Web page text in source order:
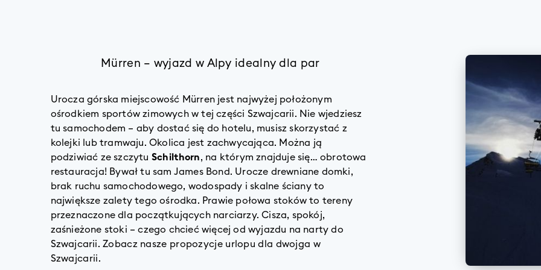
Mürren – wyjazd w Alpy idealny dla par
Urocza górska miejscowość Mürren jest najwyżej położonym
ośrodkiem sportów zimowych w tej części Szwajcarii. Nie wjedziesz
tu samochodem – aby dostać się do hotelu, musisz skorzystać z
kolejki lub tramwaju. Okolica jest zachwycająca. Można ją
podziwiać ze szczytu Schilthorn, na którym znajduje się… obrotowa
restauracja! Bywał tu sam James Bond. Urocze drewniane domki,
brak ruchu samochodowego, wodospady i skalne ściany to
największe zalety tego ośrodka. Prawie połowa stoków to tereny
przeznaczone dla początkujących narciarzy. Cisza, spokój,
zaśnieżone stoki – czego chcieć więcej od wyjazdu na narty do
Szwajcarii. Zobacz nasze propozycje urlopu dla dwojga w
Szwajcarii.